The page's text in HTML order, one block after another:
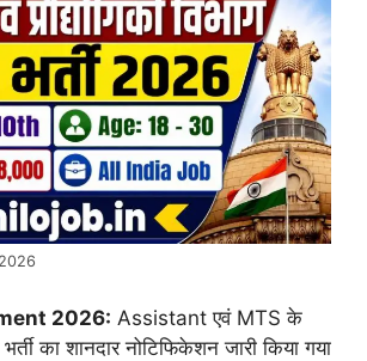
2026: Assistant एवं MTS के
का शानदार नोटिफिकेशन जारी किया गया